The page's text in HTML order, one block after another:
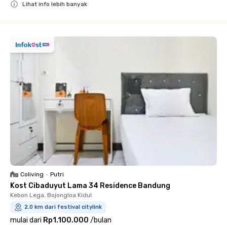
Lihat info lebih banyak
Coliving • Putri
Kost Cibaduyut Lama 34 Residence Bandung
Kebon Lega, Bojongloa Kidul
2.0 km dari festival citylink
mulai dari Rp1.100.000 /bulan